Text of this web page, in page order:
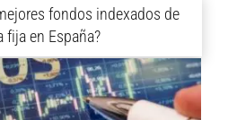
fondos indexados de
fija en España?